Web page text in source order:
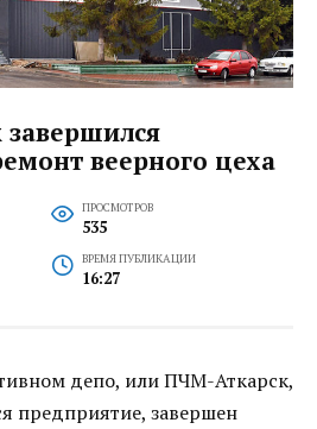
веерного цеха
ПРОСМОТРОВ
535
ВРЕМЯ ПУБЛИКАЦИИ
16:27
депо, или ПЧМ-Аткарск,
предприятие, завершен